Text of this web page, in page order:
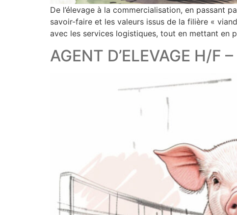
De l’élevage à la commercialisation, en passant
savoir-faire et les valeurs issus de la filière «
avec les services logistiques, tout en mettant en
AGENT D’ELEVAGE H/F